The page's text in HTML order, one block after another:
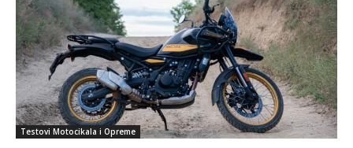
Testovi Motocikala i Opreme